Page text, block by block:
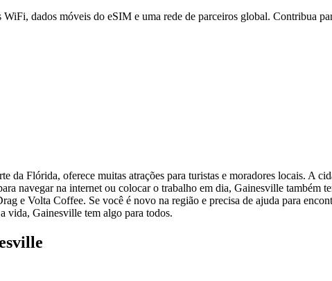
dados móveis do eSIM e uma rede de parceiros global. Contribua
da Flórida, oferece muitas atrações para turistas e moradores locais. A
navegar na internet ou colocar o trabalho em dia, Gainesville também
e Volta Coffee. Se você é novo na região e precisa de ajuda para
vida, Gainesville tem algo para todos.